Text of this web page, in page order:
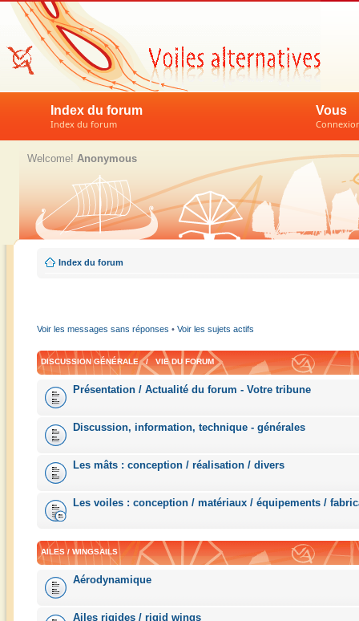
Index du forum
Index du forum
Vous
Welcome! Anonymous
Index du forum
Voir les messages sans réponses • Voir les sujets actifs
DISCUSSION GÉNÉRALE / VIE DU FORUM
Présentation / Actualité du forum - Votre tribune
Discussion, information, technique - générales
Les mâts : conception / réalisation / divers
Les voiles : conception / matériaux / équipements /
AILES / WINGSAILS
Aérodynamique
Ailes rigides / rigid wings